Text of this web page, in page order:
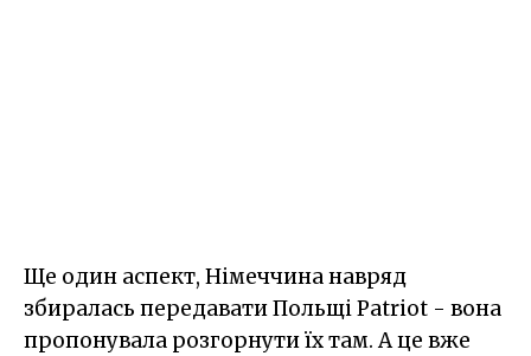
Ще один аспект, Німеччина навряд
збиралась передавати Польщі Patriot - вона
пропонувала розгорнути їх там. А це вже